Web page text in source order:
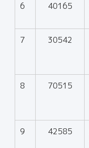
6 40165
7 30542
8 70515
9 42585